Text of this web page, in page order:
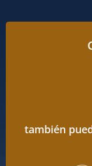
también